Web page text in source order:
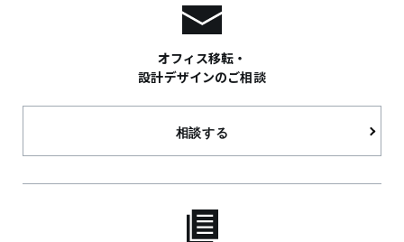
オフィス移転・
設計デザインのご相談
相談する